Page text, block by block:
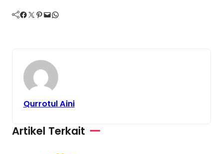
Facebook Twitter Pinterest Mail WhatsApp
Qurrotul Aini
Artikel Terkait